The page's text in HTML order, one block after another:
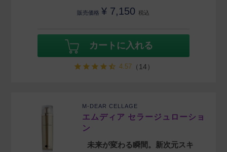
販売価格 ¥ 7,150 税込
カートに入れる
4.57（14）
M-DEAR CELLAGE
エムディア セラージュローショ
ン
未来が変わる瞬間。新次元スキ